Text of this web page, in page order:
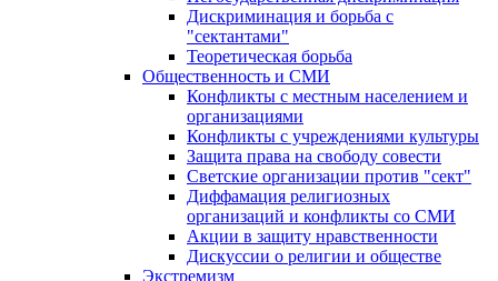
Дискриминация и борьба с
"сектантами"
Теоретическая борьба
Общественность и СМИ
Конфликты с местным населением и
организациями
Конфликты с учреждениями культуры
Защита права на свободу совести
Светские организации против "сект"
Диффамация религиозных
организаций и конфликты со СМИ
Акции в защиту нравственности
Дискуссии о религии и обществе
Экстремизм